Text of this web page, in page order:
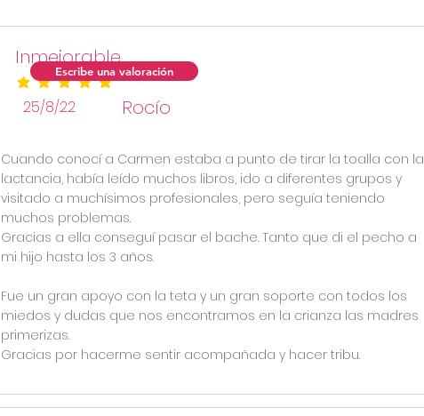
Inmejorable
la calificación promedio es 5 de 5
25/8/22 Rocío
Cuando conocí a Carmen estaba a punto de tirar la toalla con la
lactancia, había leído muchos libros, ido a diferentes grupos y
visitado a muchísimos profesionales, pero seguía teniendo
muchos problemas.
Gracias a ella conseguí pasar el bache. Tanto que di el pecho a
mi hijo hasta los 3 años.
Fue un gran apoyo con la teta y un gran soporte con todos los
miedos y dudas que nos encontramos en la crianza las madres
primerizas.
Gracias por hacerme sentir acompañada y hacer tribu.
Escribe una valoración